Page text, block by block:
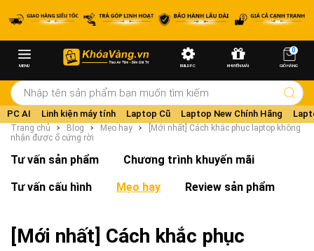
MENU BUILD PC KHUYẾN MÃI
0
GIỎ HÀNG
PC AI Linh kiện máy tính Laptop Cũ Laptop New Chính Hãng
Trang chủ Blog Mẹo hay
[Mới nhất] Cách khắc phục laptop không
nhận được ổ cứng rời
Tư vấn sản phẩm Chương trình khuyến mãi
Tư vấn cấu hình Mẹo hay Review sản phẩm
[Mới nhất] Cách khắc phục